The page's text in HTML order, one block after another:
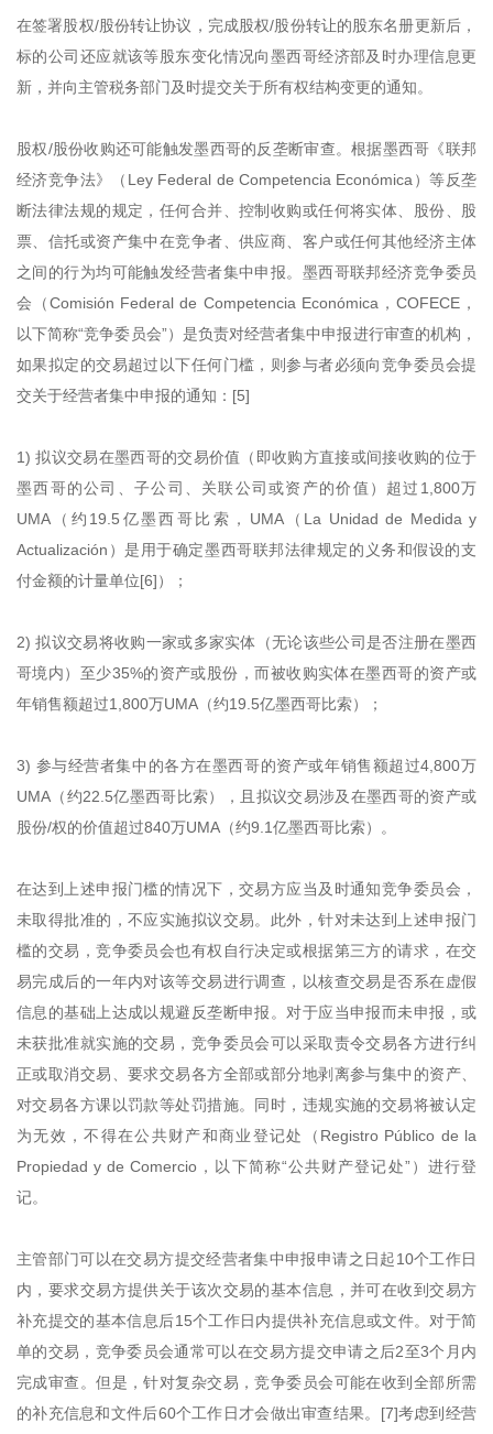
在签署股权/股份转让协议，完成股权/股份转让的股东名册更新后，
标的公司还应就该等股东变化情况向墨西哥经济部及时办理信息更
新，并向主管税务部门及时提交关于所有权结构变更的通知。
股权/股份收购还可能触发墨西哥的反垄断审查。根据墨西哥《联邦
经济竞争法》（Ley Federal de Competencia Económica）等反垄
断法律法规的规定，任何合并、控制收购或任何将实体、股份、股
票、信托或资产集中在竞争者、供应商、客户或任何其他经济主体
之间的行为均可能触发经营者集中申报。墨西哥联邦经济竞争委员
会（Comisión Federal de Competencia Económica，COFECE，
以下简称“竞争委员会”）是负责对经营者集中申报进行审查的机构，
如果拟定的交易超过以下任何门槛，则参与者必须向竞争委员会提
交关于经营者集中申报的通知：[5]
1) 拟议交易在墨西哥的交易价值（即收购方直接或间接收购的位于
墨西哥的公司、子公司、关联公司或资产的价值）超过1,800万
UMA（约19.5亿墨西哥比索，UMA（La Unidad de Medida y
Actualización）是用于确定墨西哥联邦法律规定的义务和假设的支
付金额的计量单位[6]）；
2) 拟议交易将收购一家或多家实体（无论该些公司是否注册在墨西
哥境内）至少35%的资产或股份，而被收购实体在墨西哥的资产或
年销售额超过1,800万UMA（约19.5亿墨西哥比索）；
3) 参与经营者集中的各方在墨西哥的资产或年销售额超过4,800万
UMA（约22.5亿墨西哥比索），且拟议交易涉及在墨西哥的资产或
股份/权的价值超过840万UMA（约9.1亿墨西哥比索）。
在达到上述申报门槛的情况下，交易方应当及时通知竞争委员会，
未取得批准的，不应实施拟议交易。此外，针对未达到上述申报门
槛的交易，竞争委员会也有权自行决定或根据第三方的请求，在交
易完成后的一年内对该等交易进行调查，以核查交易是否系在虚假
信息的基础上达成以规避反垄断申报。对于应当申报而未申报，或
未获批准就实施的交易，竞争委员会可以采取责令交易各方进行纠
正或取消交易、要求交易各方全部或部分地剥离参与集中的资产、
对交易各方课以罚款等处罚措施。同时，违规实施的交易将被认定
为无效，不得在公共财产和商业登记处（Registro Público de la
Propiedad y de Comercio，以下简称“公共财产登记处”）进行登
记。
主管部门可以在交易方提交经营者集中申报申请之日起10个工作日
内，要求交易方提供关于该次交易的基本信息，并可在收到交易方
补充提交的基本信息后15个工作日内提供补充信息或文件。对于简
单的交易，竞争委员会通常可以在交易方提交申请之后2至3个月内
完成审查。但是，针对复杂交易，竞争委员会可能在收到全部所需
的补充信息和文件后60个工作日才会做出审查结果。[7]考虑到经营